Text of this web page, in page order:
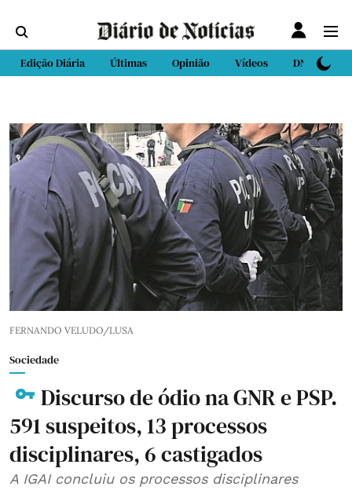
Edição Diária Últimas Opinião Vídeos DN Sport
FERNANDO VELUDO/LUSA
Sociedade
Discurso de ódio na GNR e PSP.
591 suspeitos, 13 processos
disciplinares, 6 castigados
A IGAI concluiu os processos disciplinares